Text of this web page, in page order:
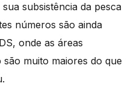
subsistência da pesca
números são ainda
onde as áreas
muito maiores do que